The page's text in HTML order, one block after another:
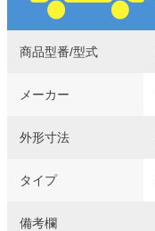
商品型番/型式
メーカー
外形寸法
タイプ
備考欄